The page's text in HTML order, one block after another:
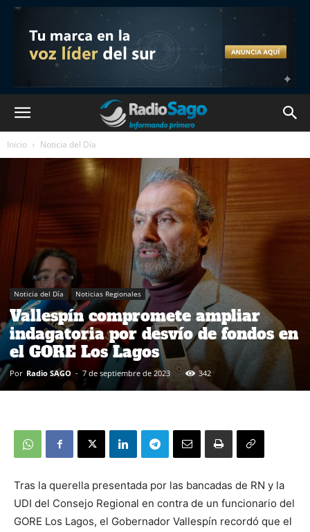
Inicio Noticia del Día
Noticia del Día Noticias Regionales
Vallespín compromete ampliar
indagatoria por desvío de fondos en
el GORE Los Lagos
Por Radio SAGO - 7 de septiembre de 2023 342
Tras la querella presentada por las bancadas de RN y la
UDI del Consejo Regional en contra de un funcionario del
GORE Los Lagos, el Gobernador Vallespín recordó que el